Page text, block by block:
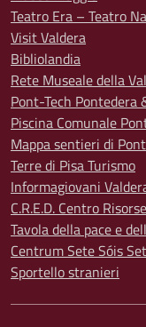
Teatro Era – Teatro
Visit Valdera
Bibliolandia
Rete Museale della
Pont-Tech Pontedera
Piscina Comunale
Mappa sentieri di
Terre di Pisa Turismo
Informagiovani
C.R.E.D. Centro
Tavola della pace e
Centrum Sete Sóis
Sportello stranieri